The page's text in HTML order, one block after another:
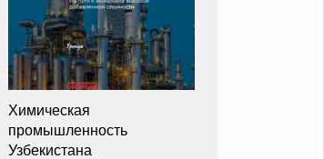
Химическая
промышленность
Узбекистана